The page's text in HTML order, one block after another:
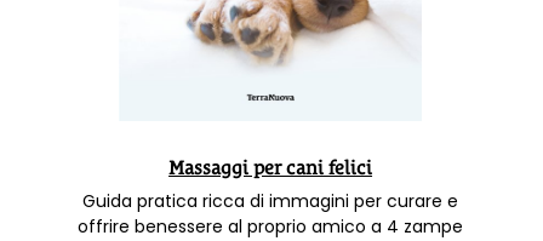
Massaggi per cani felici
Guida pratica ricca di immagini per curare e
offrire benessere al proprio amico a 4 zampe